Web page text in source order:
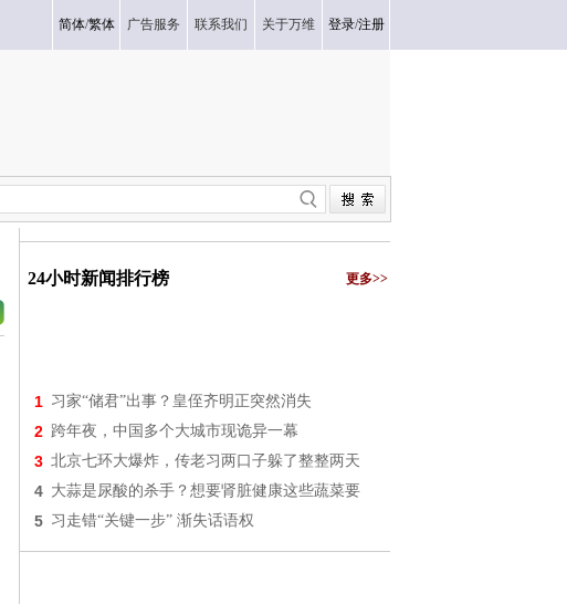
简体/繁体 广告服务 联系我们 关于万维 登录/注册
24小时新闻排行榜 更多>>
1 习家“储君”出事？皇侄齐明正突然消失
2 跨年夜，中国多个大城市现诡异一幕
3 北京七环大爆炸，传老习两口子躲了整整两天
4 大蒜是尿酸的杀手？想要肾脏健康这些蔬菜要
5 习走错“关键一步” 渐失话语权